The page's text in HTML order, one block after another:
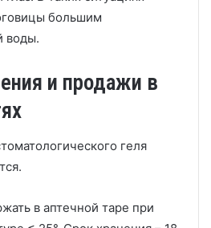
большим
воды.
и продажи в
геля
в аптечной таре при